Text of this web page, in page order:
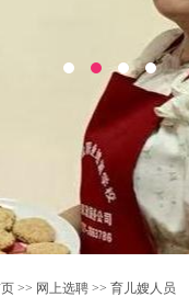
>> 网上选聘 >> 育儿嫂人员